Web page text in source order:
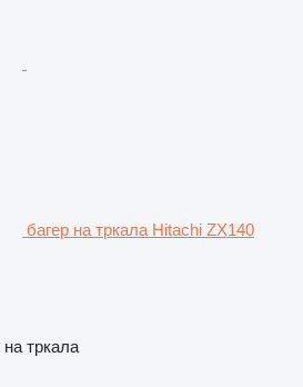
багер на тркала Hitachi ZX140
тркала